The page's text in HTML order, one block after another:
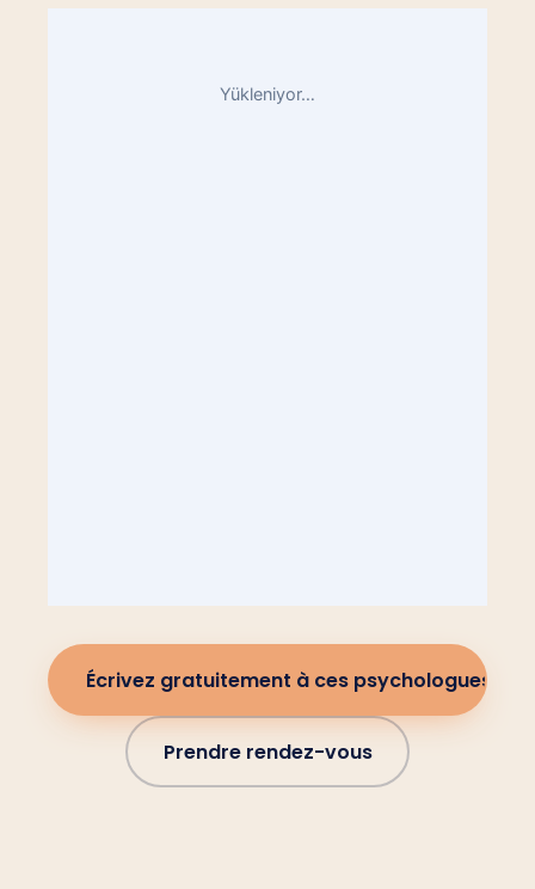
Écrivez gratuitement à ces psychologues
Prendre rendez-vous